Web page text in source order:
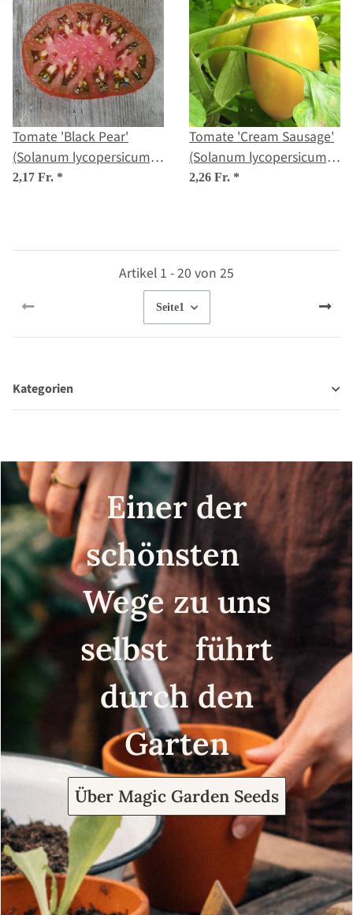
Tomate 'Black Pear'
(Solanum lycopersicum)
Samen
2,17 Fr. *
Tomate 'Cream Sausage'
(Solanum lycopersicum)
Samen
2,26 Fr. *
Artikel 1 - 20 von 25
Seite1
Kategorien
Einer der
schönsten
Wege zu uns
selbst führt
durch den
Garten
Über Magic Garden Seeds